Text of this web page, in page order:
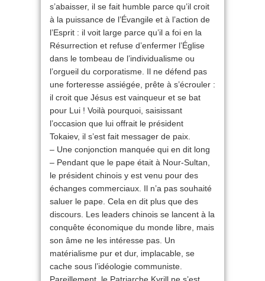
s’abaisser, il se fait humble parce qu’il croit
à la puissance de l’Évangile et à l’action de
l’Esprit : il voit large parce qu’il a foi en la
Résurrection et refuse d’enfermer l’Église
dans le tombeau de l’individualisme ou
l’orgueil du corporatisme. Il ne défend pas
une forteresse assiégée, prête à s’écrouler :
il croit que Jésus est vainqueur et se bat
pour Lui ! Voilà pourquoi, saisissant
l’occasion que lui offrait le président
Tokaiev, il s’est fait messager de paix.
– Une conjonction manquée qui en dit long
– Pendant que le pape était à Nour-Sultan,
le président chinois y est venu pour des
échanges commerciaux. Il n’a pas souhaité
saluer le pape. Cela en dit plus que des
discours. Les leaders chinois se lancent à la
conquête économique du monde libre, mais
son âme ne les intéresse pas. Un
matérialisme pur et dur, implacable, se
cache sous l’idéologie communiste.